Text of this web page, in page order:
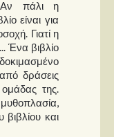
πάλι η
είναι για
Γιατί η
Ένα βιβλίο
δράσεις
της.
βιβλίου και